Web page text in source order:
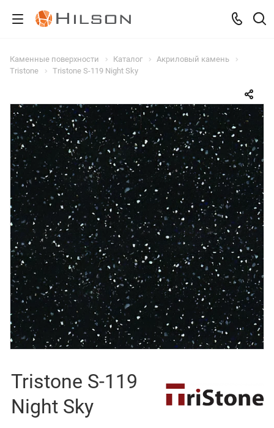
Каменные поверхности Каталог
Акриловый камень
Tristone
Tristone S-119 Night Sky
Tristone S-119
Night Sky